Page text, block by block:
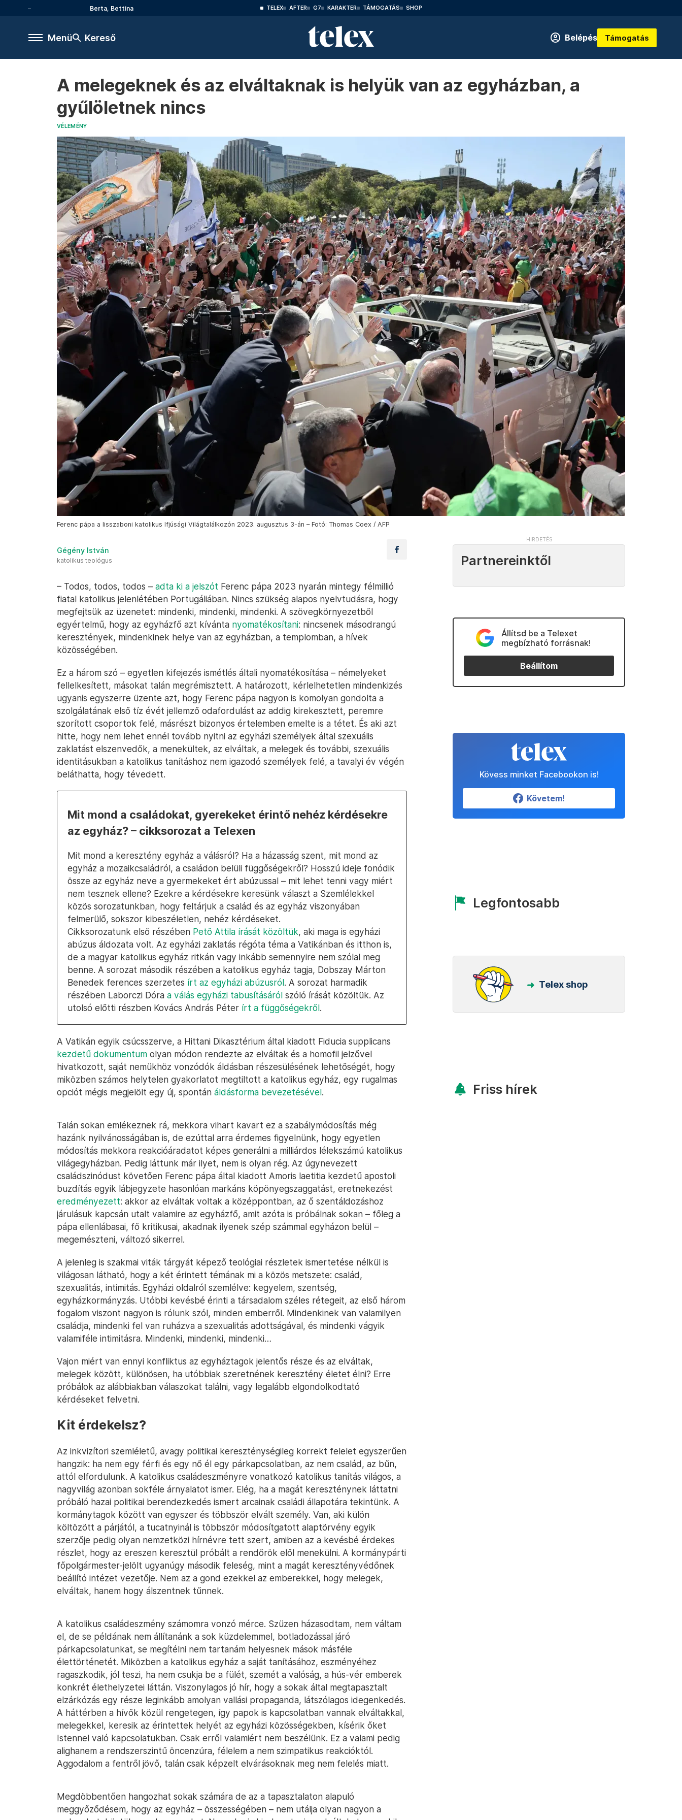
Berta, Bettina TELEX AFTER G7 KARAKTER TÁMOGATÁS SHOP
Menü Kereső Belépés Támogatás
A melegeknek és az elváltaknak is helyük van az egyházban, a
gyűlöletnek nincs
VÉLEMÉNY
Ferenc pápa a lisszaboni katolikus Ifjúsági Világtalálkozón 2023. augusztus 3-án – Fotó: Thomas Coex / AFP
Gégény István
katolikus teológus
– Todos, todos, todos – adta ki a jelszót Ferenc pápa 2023 nyarán mintegy félmillió
fiatal katolikus jelenlétében Portugáliában. Nincs szükség alapos nyelvtudásra, hogy
megfejtsük az üzenetet: mindenki, mindenki, mindenki. A szövegkörnyezetből
egyértelmű, hogy az egyházfő azt kívánta nyomatékosítani: nincsenek másodrangú
keresztények, mindenkinek helye van az egyházban, a templomban, a hívek
közösségében.
Ez a három szó – egyetlen kifejezés ismétlés általi nyomatékosítása – némelyeket
fellelkesített, másokat talán megrémisztett. A határozott, kérlelhetetlen mindenkizés
ugyanis egyszerre üzente azt, hogy Ferenc pápa nagyon is komolyan gondolta a
szolgálatának első tíz évét jellemző odafordulást az addig kirekesztett, peremre
szorított csoportok felé, másrészt bizonyos értelemben emelte is a tétet. És aki azt
hitte, hogy nem lehet ennél tovább nyitni az egyházi személyek által szexuális
zaklatást elszenvedők, a menekültek, az elváltak, a melegek és további, szexuális
identitásukban a katolikus tanításhoz nem igazodó személyek felé, a tavalyi év végén
beláthatta, hogy tévedett.
Mit mond a családokat, gyerekeket érintő nehéz kérdésekre
az egyház? – cikksorozat a Telexen
Mit mond a keresztény egyház a válásról? Ha a házasság szent, mit mond az
egyház a mozaikcsaládról, a családon belüli függőségekről? Hosszú ideje fonódik
össze az egyház neve a gyermekeket ért abúzussal – mit lehet tenni vagy miért
nem tesznek ellene? Ezekre a kérdésekre keresünk választ a Szemlélekkel
közös sorozatunkban, hogy feltárjuk a család és az egyház viszonyában
felmerülő, sokszor kibeszéletlen, nehéz kérdéseket.
Cikksorozatunk első részében Pető Attila írását közöltük, aki maga is egyházi
abúzus áldozata volt. Az egyházi zaklatás régóta téma a Vatikánban és itthon is,
de a magyar katolikus egyház ritkán vagy inkább semennyire nem szólal meg
benne. A sorozat második részében a katolikus egyház tagja, Dobszay Márton
Benedek ferences szerzetes írt az egyházi abúzusról. A sorozat harmadik
részében Laborczi Dóra a válás egyházi tabusításáról szóló írását közöltük. Az
utolsó előtti részben Kovács András Péter írt a függőségekről.
A Vatikán egyik csúcsszerve, a Hittani Dikasztérium által kiadott Fiducia supplicans
kezdetű dokumentum olyan módon rendezte az elváltak és a homofil jelzővel
hivatkozott, saját nemükhöz vonzódók áldásban részesülésének lehetőségét, hogy
miközben számos helytelen gyakorlatot megtiltott a katolikus egyház, egy rugalmas
opciót mégis megjelölt egy új, spontán áldásforma bevezetésével.
Talán sokan emlékeznek rá, mekkora vihart kavart ez a szabálymódosítás még
hazánk nyilvánosságában is, de ezúttal arra érdemes figyelnünk, hogy egyetlen
módosítás mekkora reakcióáradatot képes generálni a milliárdos lélekszámú katolikus
világegyházban. Pedig láttunk már ilyet, nem is olyan rég. Az úgynevezett
családszinódust követően Ferenc pápa által kiadott Amoris laetitia kezdetű apostoli
buzdítás egyik lábjegyzete hasonlóan markáns köpönyegszaggatást, eretnekezést
eredményezett: akkor az elváltak voltak a középpontban, az ő szentáldozáshoz
járulásuk kapcsán utalt valamire az egyházfő, amit azóta is próbálnak sokan – főleg a
pápa ellenlábasai, fő kritikusai, akadnak ilyenek szép számmal egyházon belül –
megemészteni, változó sikerrel.
A jelenleg is szakmai viták tárgyát képező teológiai részletek ismertetése nélkül is
világosan látható, hogy a két érintett témának mi a közös metszete: család,
szexualitás, intimitás. Egyházi oldalról szemlélve: kegyelem, szentség,
egyházkormányzás. Utóbbi kevésbé érinti a társadalom széles rétegeit, az első három
fogalom viszont nagyon is rólunk szól, minden emberről. Mindenkinek van valamilyen
családja, mindenki fel van ruházva a szexualitás adottságával, és mindenki vágyik
valamiféle intimitásra. Mindenki, mindenki, mindenki…
Vajon miért van ennyi konfliktus az egyháztagok jelentős része és az elváltak,
melegek között, különösen, ha utóbbiak szeretnének keresztény életet élni? Erre
próbálok az alábbiakban válaszokat találni, vagy legalább elgondolkodtató
kérdéseket felvetni.
Kit érdekelsz?
Az inkvizítori szemléletű, avagy politikai kereszténységileg korrekt felelet egyszerűen
hangzik: ha nem egy férfi és egy nő él egy párkapcsolatban, az nem család, az bűn,
attól elfordulunk. A katolikus családeszményre vonatkozó katolikus tanítás világos, a
nagyvilág azonban sokféle árnyalatot ismer. Elég, ha a magát kereszténynek láttatni
próbáló hazai politikai berendezkedés ismert arcainak családi állapotára tekintünk. A
kormánytagok között van egyszer és többször elvált személy. Van, aki külön
költözött a párjától, a tucatnyinál is többször módosítgatott alaptörvény egyik
szerzője pedig olyan nemzetközi hírnévre tett szert, amiben az a kevésbé érdekes
részlet, hogy az ereszen keresztül próbált a rendőrök elől menekülni. A kormánypárti
főpolgármester-jelölt ugyanúgy második feleség, mint a magát keresztényvédőnek
beállító intézet vezetője. Nem az a gond ezekkel az emberekkel, hogy melegek,
elváltak, hanem hogy álszentnek tűnnek.
A katolikus családeszmény számomra vonzó mérce. Szüzen házasodtam, nem váltam
el, de se példának nem állítanánk a sok küzdelemmel, botladozással járó
párkapcsolatunkat, se megítélni nem tartanám helyesnek mások másféle
élettörténetét. Miközben a katolikus egyház a saját tanításához, eszményéhez
ragaszkodik, jól teszi, ha nem csukja be a fülét, szemét a valóság, a hús-vér emberek
konkrét élethelyzetei láttán. Viszonylagos jó hír, hogy a sokak által megtapasztalt
elzárkózás egy része leginkább amolyan vallási propaganda, látszólagos idegenkedés.
A háttérben a hívők közül rengetegen, így papok is kapcsolatban vannak elváltakkal,
melegekkel, keresik az érintettek helyét az egyházi közösségekben, kísérik őket
Istennel való kapcsolatukban. Csak erről valamiért nem beszélünk. Ez a valami pedig
alighanem a rendszerszintű öncenzúra, félelem a nem szimpatikus reakcióktól.
Aggodalom a fentről jövő, talán csak képzelt elvárásoknak meg nem felelés miatt.
Megdöbbentően hangozhat sokak számára de az a tapasztalaton alapuló
meggyőződésem, hogy az egyház – összességében – nem utálja olyan nagyon a
Partnereinktől
Állítsd be a Telexet
megbízható forrásnak!
Beállítom
Kövess minket Facebookon is!
Követem!
Legfontosabb
Telex shop
Friss hírek